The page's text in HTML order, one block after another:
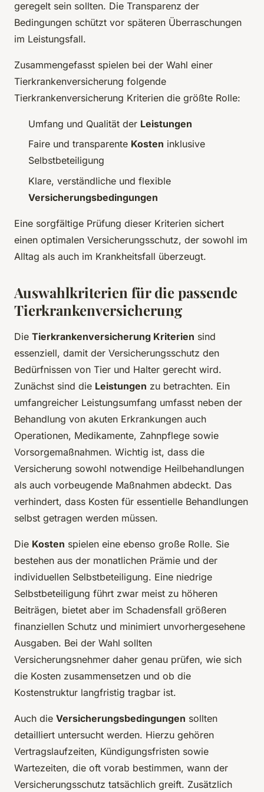
geregelt sein sollten. Die Transparenz der
Bedingungen schützt vor späteren Überraschungen
im Leistungsfall.
Zusammengefasst spielen bei der Wahl einer
Tierkrankenversicherung folgende
Tierkrankenversicherung Kriterien die größte Rolle:
Umfang und Qualität der Leistungen
Faire und transparente Kosten inklusive
Selbstbeteiligung
Klare, verständliche und flexible
Versicherungsbedingungen
Eine sorgfältige Prüfung dieser Kriterien sichert
einen optimalen Versicherungsschutz, der sowohl im
Alltag als auch im Krankheitsfall überzeugt.
Auswahlkriterien für die passende
Tierkrankenversicherung
Die Tierkrankenversicherung Kriterien sind
essenziell, damit der Versicherungsschutz den
Bedürfnissen von Tier und Halter gerecht wird.
Zunächst sind die Leistungen zu betrachten. Ein
umfangreicher Leistungsumfang umfasst neben der
Behandlung von akuten Erkrankungen auch
Operationen, Medikamente, Zahnpflege sowie
Vorsorgemaßnahmen. Wichtig ist, dass die
Versicherung sowohl notwendige Heilbehandlungen
als auch vorbeugende Maßnahmen abdeckt. Das
verhindert, dass Kosten für essentielle Behandlungen
selbst getragen werden müssen.
Die Kosten spielen eine ebenso große Rolle. Sie
bestehen aus der monatlichen Prämie und der
individuellen Selbstbeteiligung. Eine niedrige
Selbstbeteiligung führt zwar meist zu höheren
Beiträgen, bietet aber im Schadensfall größeren
finanziellen Schutz und minimiert unvorhergesehene
Ausgaben. Bei der Wahl sollten
Versicherungsnehmer daher genau prüfen, wie sich
die Kosten zusammensetzen und ob die
Kostenstruktur langfristig tragbar ist.
Auch die Versicherungsbedingungen sollten
detailliert untersucht werden. Hierzu gehören
Vertragslaufzeiten, Kündigungsfristen sowie
Wartezeiten, die oft vorab bestimmen, wann der
Versicherungsschutz tatsächlich greift. Zusätzlich